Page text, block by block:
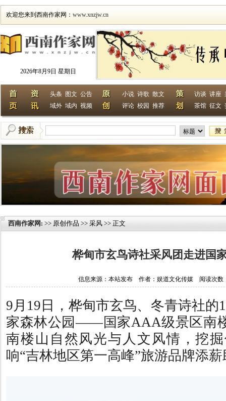
欢迎您来到西南作家网： www.xnzjw.cn
2026年8月9日 星期日
头条 图文 公告
域外 域内 视频
小说 诗歌 散文
评论 校园 推荐
访谈 讲座
茶馆 征文
西南作家网 : >> 原创作品 >> 采风 >> 正文
桦甸市玄鸟诗社采风团走进国
信息来源：本站发布 作者：娱道文化传媒 阅读次数
9月19日，桦甸市玄鸟、冬青诗社的
家森林公园——国家AAA级景区南
南楼山自然风光与人文风情，挖
响“吉林地区第一高峰”旅游品牌添